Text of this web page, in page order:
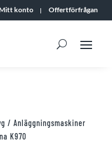
konto Offertförfrågan
/ Anläggningsmaskiner
K970